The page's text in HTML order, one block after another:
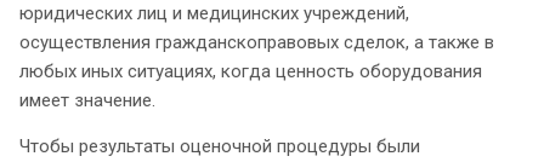
юридических лиц и медицинских учреждений,
осуществления гражданскоправовых сделок, а также в
любых иных ситуациях, когда ценность оборудования
имеет значение.
Чтобы результаты оценочной процедуры были